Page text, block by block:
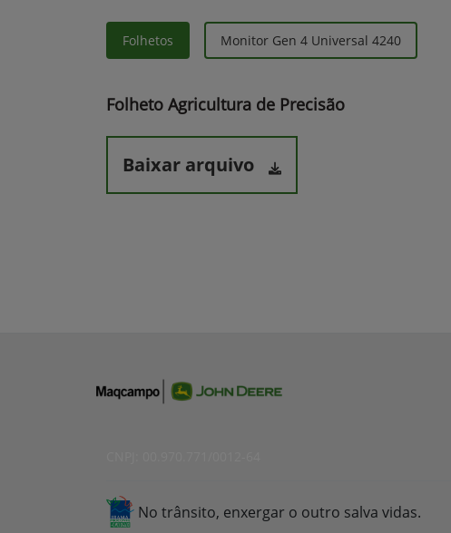
Folhetos Monitor Gen 4 Universal 4240
Folheto Agricultura de Precisão
Baixar arquivo
No trânsito, enxergar o outro salva vidas.